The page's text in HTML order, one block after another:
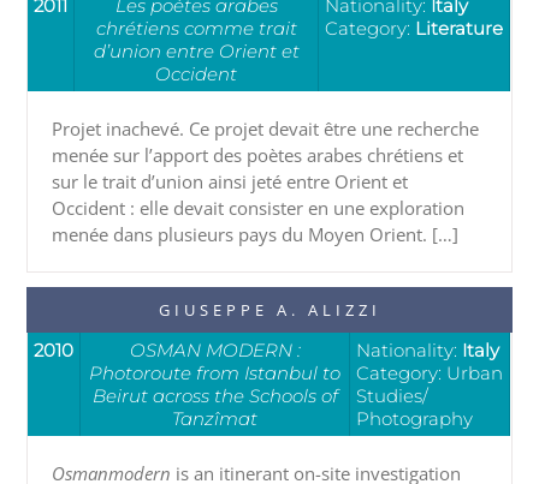
2011
Les poètes arabes
chrétiens comme trait
d’union entre Orient et
Occident
Nationality: Italy
Category: Literature
Projet inachevé. Ce projet devait être une recherche
menée sur l’apport des poètes arabes chrétiens et
sur le trait d’union ainsi jeté entre Orient et
Occident : elle devait consister en une exploration
menée dans plusieurs pays du Moyen Orient. […]
GIUSEPPE A. ALIZZI
2010
OSMAN MODERN :
Photoroute from Istanbul to
Beirut across the Schools of
Tanzîmat
Nationality: Italy
Category: Urban
Studies/
Photography
Osmanmodern is an itinerant on-site investigation